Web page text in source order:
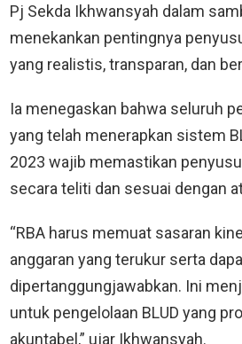
Pj Sekda Ikhwansyah dalam
menekankan pentingnya
yang realistis, transparan, dan
Ia menegaskan bahwa seluruh
yang telah menerapkan sistem
2023 wajib memastikan
secara teliti dan sesuai dengan
“RBA harus memuat sasaran
anggaran yang terukur serta
dipertanggungjawabkan. Ini
untuk pengelolaan BLUD yang
akuntabel,” ujar Ikhwansyah.